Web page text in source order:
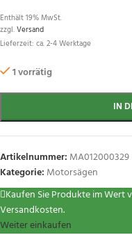
Enthält 19% MwSt.
zzgl.Versand
Lieferzeit: ca. 2-4 Werktage
1 vorrätig
IN
Artikelnummer: MA012000329
Kategorie: Motorsägen
Kaufen Sie Produkte im Wert
Versandkosten.
Weiter einkaufen